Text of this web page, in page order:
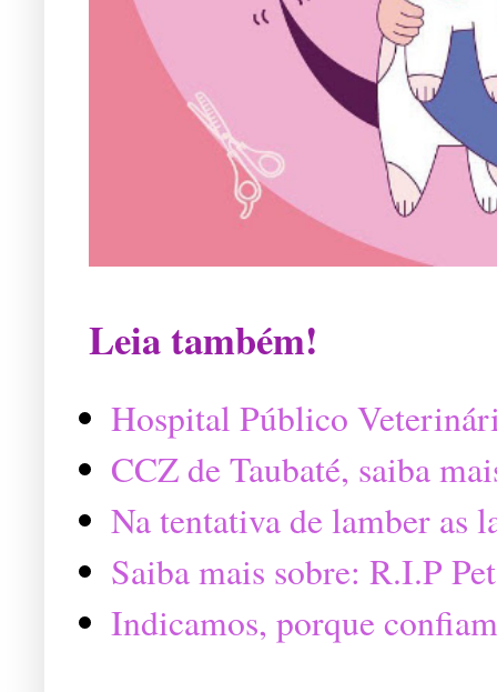
Leia também!
Hospital Público
CCZ de Taubaté, saiba
Na tentativa de lamber as
Saiba mais sobre: R.I.P
Indicamos, porque